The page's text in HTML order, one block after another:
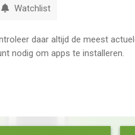
Watchlist
daar altijd de meest
nodig om apps te installeren.